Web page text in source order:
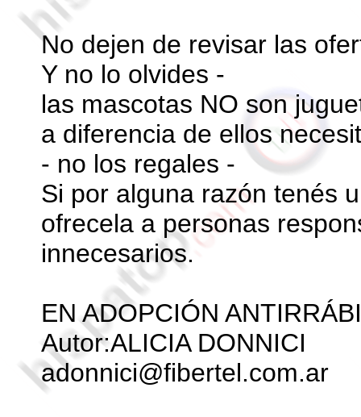
No dejen de revisar las
Y no lo olvides -
las mascotas NO son
a diferencia de ellos
- no los regales -
Si por alguna razón tenés
ofrecela a personas
innecesarios.
EN ADOPCIÓN
Autor:ALICIA DONNICI
adonnici@fibertel.com.ar